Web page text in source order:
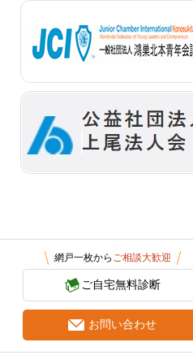
網戸一枚から ご相談大歓迎
ご自宅無料診断
お問い合わせ